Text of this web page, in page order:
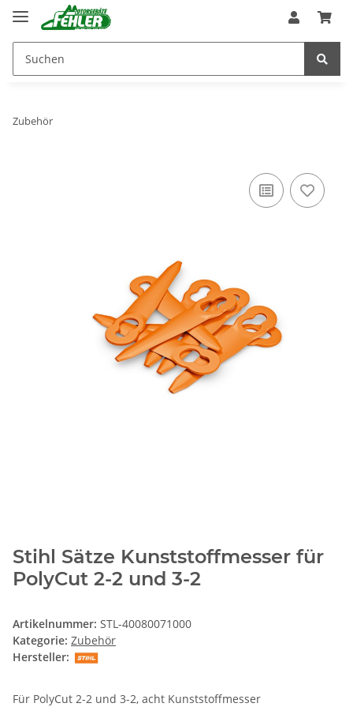
Zubehör
Stihl Sätze Kunststoffmesser für
PolyCut 2-2 und 3-2
Artikelnummer: STL-40080071000
Kategorie: Zubehör
Hersteller:
Für PolyCut 2-2 und 3-2, acht Kunststoffmesser